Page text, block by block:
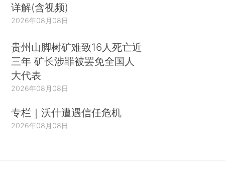
详解(含视频)
2026年08月08日
贵州山脚树矿难致16人死亡近
三年 矿长涉罪被罢免全国人
大代表
2026年08月08日
专栏｜沃什遭遇信任危机
2026年08月08日